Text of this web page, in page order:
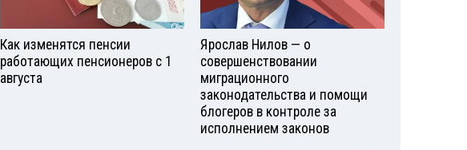
Как изменятся пенсии
работающих пенсионеров с 1
августа
Ярослав Нилов — о
совершенствовании
миграционного
законодательства и помощи
блогеров в контроле за
исполнением законов